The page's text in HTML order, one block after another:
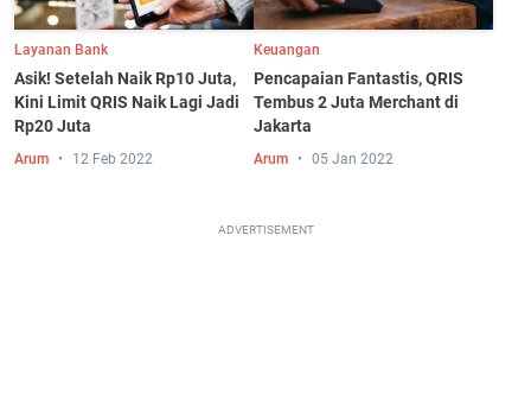
Layanan Bank
Asik! Setelah Naik Rp10 Juta,
Kini Limit QRIS Naik Lagi Jadi
Rp20 Juta
Arum 12 Feb 2022
Keuangan
Pencapaian Fantastis, QRIS
Tembus 2 Juta Merchant di
Jakarta
Arum 05 Jan 2022
ADVERTISEMENT